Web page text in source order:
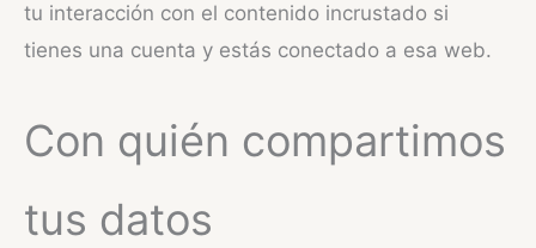
tu interacción con el contenido incrustado si
tienes una cuenta y estás conectado a esa web.
Con quién compartimos
tus datos